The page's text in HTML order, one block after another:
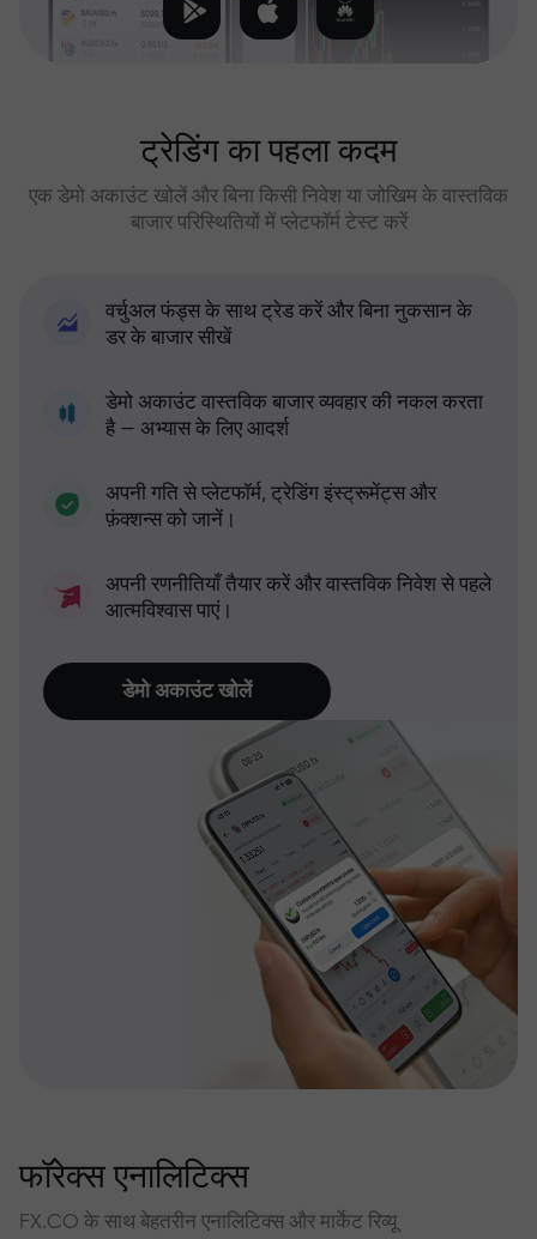
ट्रेडिंग का पहला कदम
एक डेमो अकाउंट खोलें और बिना किसी निवेश या जोखिम के वास्तविक
बाजार परिस्थितियों में प्लेटफॉर्म टेस्ट करें
वर्चुअल फंड्स के साथ ट्रेड करें और बिना नुकसान के
डर के बाजार सीखें
डेमो अकाउंट वास्तविक बाजार व्यवहार की नकल करता
है — अभ्यास के लिए आदर्श
अपनी गति से प्लेटफॉर्म, ट्रेडिंग इंस्ट्रूमेंट्स और
फ़ंक्शन्स को जानें।
अपनी रणनीतियाँ तैयार करें और वास्तविक निवेश से पहले
आत्मविश्वास पाएं।
डेमो अकाउंट खोलें
फॉरेक्स एनालिटिक्स
FX.CO के साथ बेहतरीन एनालिटिक्स और मार्केट रिव्यू